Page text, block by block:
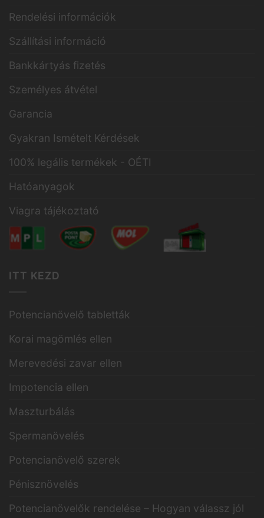
Rendelési információk
Szállítási információ
Bankkártyás fizetés
Személyes átvétel
Garancia
Gyakran Ismételt Kérdések
100% legális termékek - OÉTI
Hatóanyagok
Viagra tájékoztató
ITT KEZD
Potencianövelő tabletták
Korai magömlés ellen
Merevedési zavar ellen
Impotencia ellen
Maszturbálás
Spermanövelés
Potencianövelő szerek
Pénisznövelés
Potencianövelők rendelése – Hogyan válassz jól